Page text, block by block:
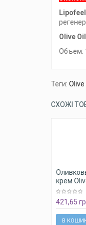
Lipofeel
Olive
Объем:
Теги: Olive
СХОЖІ
крем
421,65
В